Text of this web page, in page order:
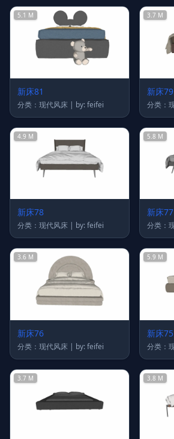
5.1 M
新床81
分类：现代风床 | by: feifei
3.7 M
新床79
4.9 M
新床78
分类：现代风床 | by: feifei
5.8 M
新床77
3.6 M
新床76
分类：现代风床 | by: feifei
5.9 M
新床75
3.7 M 3.8 M